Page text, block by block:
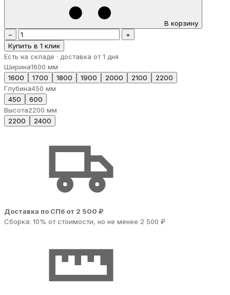
В корзину
−
+
Купить в 1 клик
Есть на складе · доставка от 1 дня
Ширина1600 мм
1600
1700 1800 1900 2000 2100
2200
Глубина450 мм
450
600
Высота2200 мм
2200
2400
Доставка по СПб от 2 500 ₽
Сборка: 10% от стоимости, но не менее 2 500 ₽